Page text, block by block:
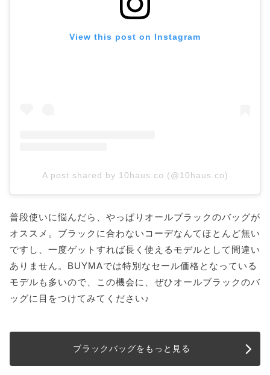
View this post on Instagram
A post shared by 10haus.co (@10haus.co)
普段使いに悩んだら、やっぱりオールブラックのバッグが
オススメ。ブラックに合わないコーデなんてほとんど無い
ですし、一度ゲットすれば長く使えるモデルとして間違い
ありません。BUYMAでは特別なセール価格となっている
モデルも多いので、この機会に、ぜひオールブラックのバ
ッグに目をつけてみてください♪
ブラックバッグをもっと見る